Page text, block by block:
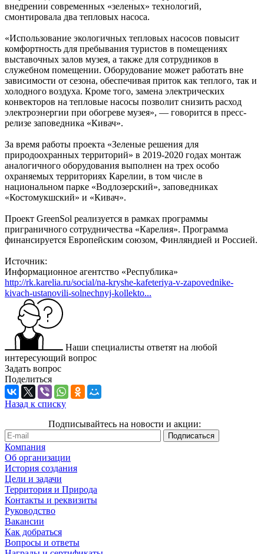
внедрении современных «зеленых» технологий,
смонтировала два тепловых насоса.
«Использование экологичных тепловых насосов повысит
комфортность для пребывания туристов в помещениях
выставочных залов музея, а также для сотрудников в
служебном помещении. Оборудование может работать вне
зависимости от сезона, обеспечивая приток как теплого, так и
холодного воздуха. Кроме того, замена электрических
конвекторов на тепловые насосы позволит снизить расход
электроэнергии при обогреве музея», — говорится в пресс-
релизе заповедника «Кивач».
За время работы проекта «Зеленые решения для
природоохранных территорий» в 2019-2020 годах монтаж
аналогичного оборудования выполнен на трех особо
охраняемых территориях Карелии, в том числе в
национальном парке «Водлозерский», заповедниках
«Костомукшский» и «Кивач».
Проект GreenSol реализуется в рамках программы
приграничного сотрудничества «Карелия». Программа
финансируется Европейским союзом, Финляндией и Россией.
Источник:
Информационное агентство «Республика»
http://rk.karelia.ru/social/na-kryshe-kafeteriya-v-zapovednike-
kivach-ustanovili-solnechnyj-kollekto...
Наши специалисты ответят на любой
интересующий вопрос
Задать вопрос
Поделиться
Назад к списку
Подписывайтесь на новости и акции:
Компания
Об организации
История создания
Цели и задачи
Территория и Природа
Контакты и реквизиты
Руководство
Вакансии
Как добраться
Вопросы и ответы